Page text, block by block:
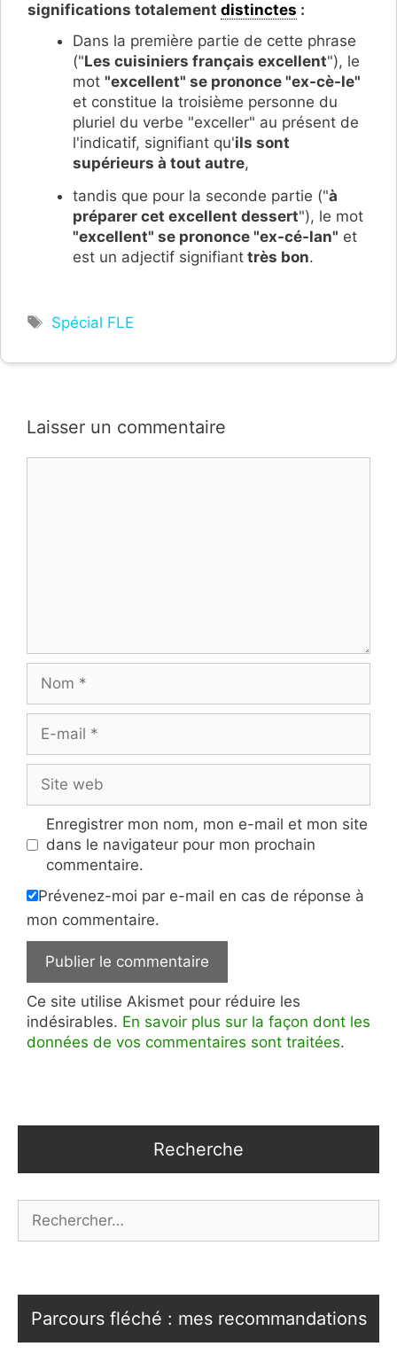
significations totalement distinctes :
Dans la première partie de cette phrase
("Les cuisiniers français excellent"), le
mot "excellent" se prononce "ex-cè-le"
et constitue la troisième personne du
pluriel du verbe "exceller" au présent de
l'indicatif, signifiant qu'ils sont
supérieurs à tout autre,
tandis que pour la seconde partie ("à
préparer cet excellent dessert"), le mot
"excellent" se prononce "ex-cé-lan" et
est un adjectif signifiant très bon.
Étiquettes
Spécial FLE
Laisser un commentaire
mail
web
Enregistrer mon nom, mon e-mail et mon site
dans le navigateur pour mon prochain
commentaire.
Prévenez-moi par e-mail en cas de réponse à
mon commentaire.
Ce site utilise Akismet pour réduire les
indésirables. En savoir plus sur la façon dont les
données de vos commentaires sont traitées.
Recherche
Parcours fléché : mes recommandations